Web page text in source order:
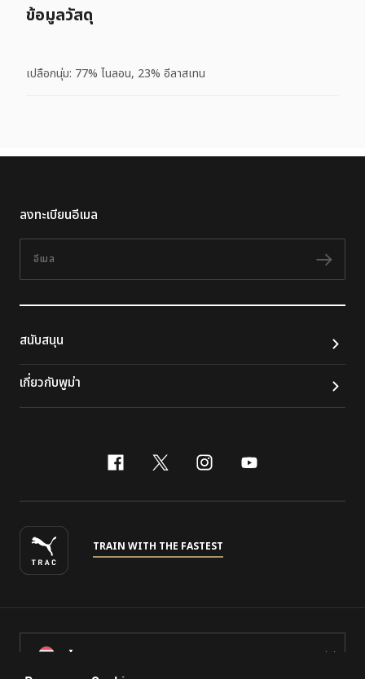
ข้อมูลวัสดุ
เปลือกนุ่ม: 77% ไนลอน, 23% อีลาสเทน
ลงทะเบียนอีเมล
ติดต
สนับสนุน
เกี่ยวกับพูม่า
facebook
x-twitter
instagram
youtube
TRAIN WITH THE FASTEST
ไทย